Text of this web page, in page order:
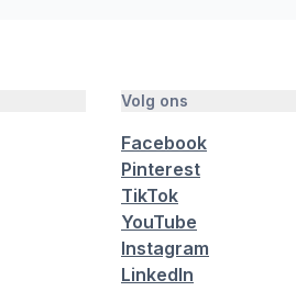
Volg ons
Facebook
Pinterest
TikTok
YouTube
Instagram
LinkedIn